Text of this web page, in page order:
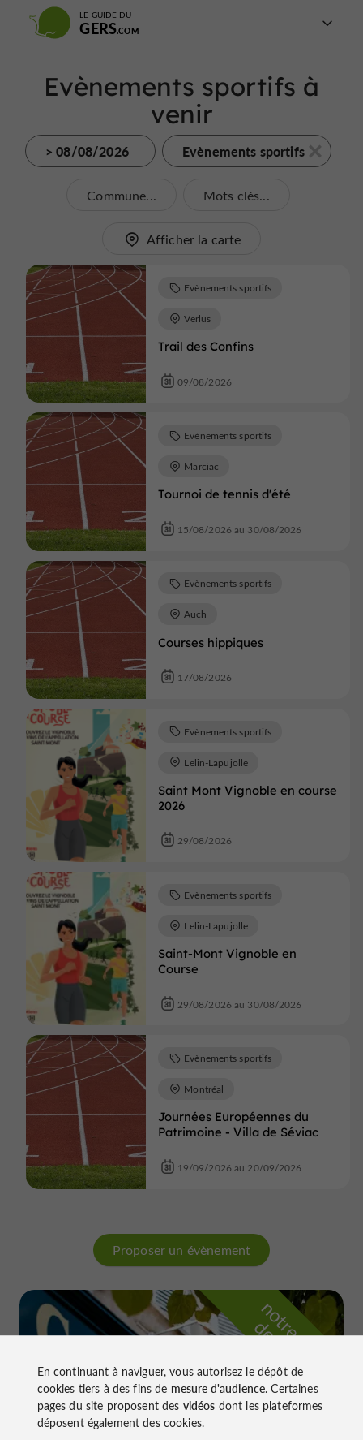
LE GUIDE DU
GERS
Evènements sportifs à
venir
> 08/08/2026 Evènements sportifs
Commune... Mots clés...
Afficher la carte
Trail des Confins
Evènements sportifs
Verlus
09/08/2026
Tournoi de tennis d'été
Evènements sportifs
Marciac
15/08/2026 au 30/08/2026
Courses hippiques
Evènements sportifs
Auch
17/08/2026
Saint Mont Vignoble en course
2026
Evènements sportifs
Lelin-Lapujolle
29/08/2026
Saint-Mont Vignoble en
Course
Evènements sportifs
Lelin-Lapujolle
29/08/2026 au 30/08/2026
Journées Européennes du
Patrimoine - Villa de Séviac
Evènements sportifs
Montréal
19/09/2026 au 20/09/2026
Proposer un évènement
n
o
t
r
e
c
o
u
p
d
e
c
o
e
u
r
En continuant à naviguer, vous autorisez le dépôt de
cookies tiers à des fins de mesure d'audience. Certaines
pages du site proposent des vidéos dont les plateformes
déposent également des cookies.